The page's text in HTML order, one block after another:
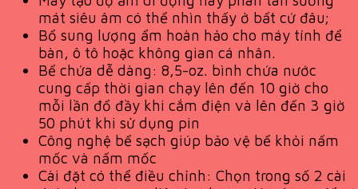
mát siêu âm có thể nhìn thấy ở bất cứ đâu;
Bổ sung lượng ẩm hoàn hảo cho máy tính để
bàn, ô tô hoặc không gian cá nhân.
Bể chứa dễ dàng: 8,5-oz. bình chứa nước
cung cấp thời gian chạy lên đến 10 giờ cho
mỗi lần đổ đầy khi cắm điện và lên đến 3 giờ
50 phút khi sử dụng pin
Công nghệ bể sạch giúp bảo vệ bể khỏi nấm
mốc và nấm mốc
Cài đặt có thể điều chỉnh: Chọn trong số 2 cài